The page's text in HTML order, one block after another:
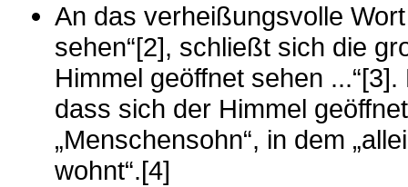
An das verheißungsvolle
sehen“[2], schließt sich die
Himmel geöffnet sehen
dass sich der Himmel
„Menschensohn“, in dem
wohnt“.[4]